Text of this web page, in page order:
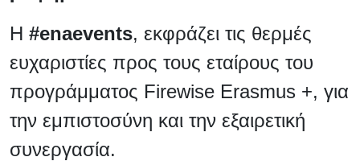
Η #enaevents, εκφράζει τις θερμές
ευχαριστίες προς τους εταίρους του
προγράμματος Firewise Erasmus +, για
την εμπιστοσύνη και την εξαιρετική
συνεργασία.